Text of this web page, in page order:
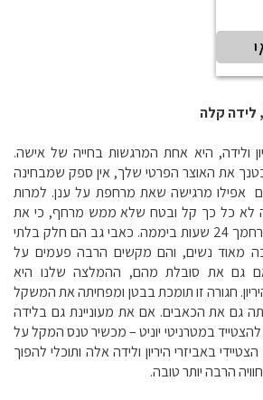
לידה קלה
ולידה, היא אחת המרגשות בחייה של אישה.
את האוצר הפרטי שלך, אין ספק שמבחינה
אפילו מרגישה שאת מרחפת על ענן. למרות
לא כל כך קל ובטח שלא ממש מרחף, כי את
בכל זאת נושאת תינוק ברחמך 24 שעות ביממה. כאבי גב הם חלק בלתי
מאוד נשים, והם מקשים הרבה פעמים על
אם גם את סובלת מהם, ההמלצה שלנו היא
חגורה זו תומכת בבטן ומפחיתה את המשקל
גם את הכאבים. אם את מעוניינת גם בלידה
במטרניטי יוניט – מכשיר טנס המקל על
באביזרי היריון ולידה אלה ותוכלי להפוך
הרבה יותר טובה.